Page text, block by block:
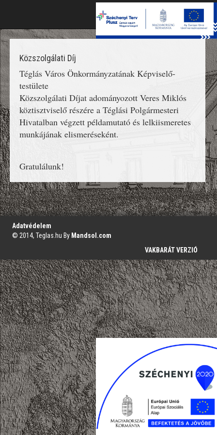
Közszolgálati Díj
Téglás Város Önkormányzatának Képviselő-
testülete
Közszolgálati Díjat adományozott Veres Miklós
köztisztviselő részére a Téglási Polgármesteri
Hivatalban végzett példamutató és lelkiismeretes
munkájának elismeréseként.
Gratulálunk!
';
Adatvédelem
© 2014, Teglas.hu By Mandsol.com
VAKBARÁT VERZIÓ